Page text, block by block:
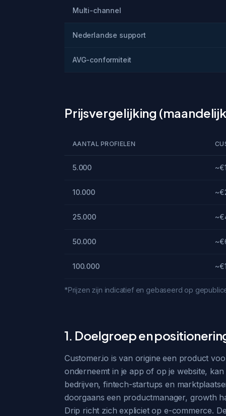
Multi-channel
Nederlandse support
AVG-conformiteit
Prijsvergelijking
AANTAL PROFIELEN
5.000
10.000
25.000
50.000
100.000
*Prijzen zijn indicatief en gebaseerd op
1. Doelgroep en
Customer.io is van origine een product
onderneemt in je app of op je website,
bedrijven, fintech-startups en
doorgaans een productmanager, growth
Drip richt zich expliciet op e-commerce.